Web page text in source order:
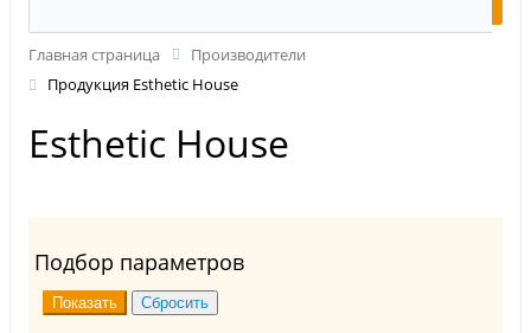
Главная страница
Производители
Продукция Esthetic House
Esthetic House
Подбор параметров